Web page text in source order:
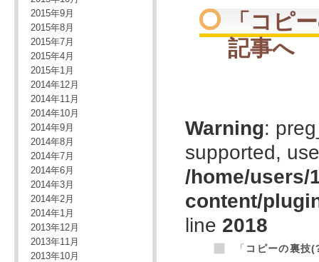
2015年9月
2015年8月
2015年7月
2015年4月
2015年1月
2014年12月
2014年11月
2014年10月
2014年9月
2014年8月
2014年7月
2014年6月
2014年3月
2014年2月
2014年1月
2013年12月
2013年11月
2013年10月
「 コピ
記事へ
Warning:
supported,
/home/users/
content/
line 2018
「 コピーの裏技